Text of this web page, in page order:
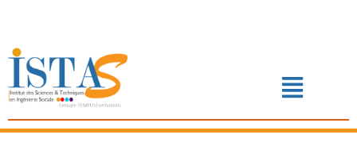
contenu
Menu
📅 PRENDRE RENDEZ-VOUS